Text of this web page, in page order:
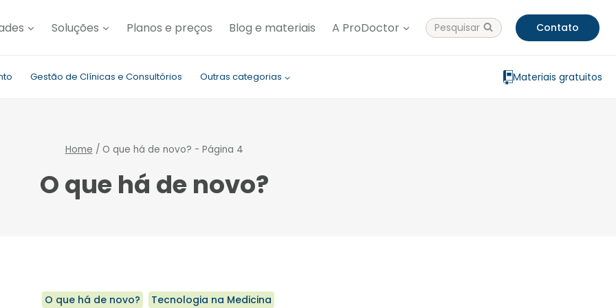
Soluções Planos e preços Blog e materiais A ProDoctor Pesquisar Contato
Gestão de Clínicas e Consultórios Outras categorias Materiais gratuitos
Home / O que há de novo? - Página 4
O que há de novo?
O que há de novo? Tecnologia na Medicina